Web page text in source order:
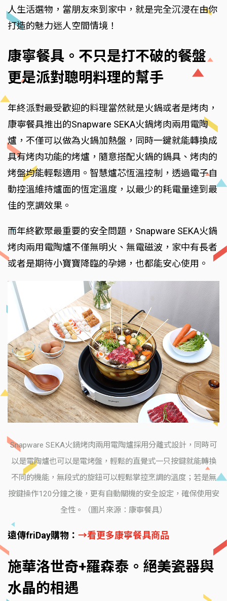
人生活選物，當朋友來到家中，就是完全沉浸在由你
打造的魅力迷人空間情境！
康寧餐具。不只是打不破的餐盤
更是派對聰明料理的幫手
年終派對最受歡迎的料理當然就是火鍋或者是烤肉，
康寧餐具推出的Snapware SEKA火鍋烤肉兩用電陶
爐，不僅可以做為火鍋加熱盤，同時一鍵就能轉換成
具有烤肉功能的烤爐，隨意搭配火鍋的鍋具、烤肉的
烤盤均能輕鬆適用。智慧爐芯恆溫控制，透過電子自
動控溫維持爐面的恆定溫度，以最少的耗電量達到最
佳的烹調效果。
而年終歡聚最重要的安全問題，Snapware SEKA火鍋
烤肉兩用電陶爐不僅無明火、無電磁波，家中有長者
或者是期待小寶寶降臨的孕婦，也都能安心使用。
Snapware SEKA火鍋烤肉兩用電陶爐採用分離式設計，同時可
以是電陶爐也可以是電烤盤，輕鬆的直覺式一只按鍵就能轉換
不同的機能，無段式的旋鈕可以輕鬆掌控烹調的溫度；若是無
按鍵操作120分鐘之後，更有自動關機的安全設定，確保使用安
全性。（圖片來源：康寧餐具）
遠傳friDay購物： →看更多康寧餐具商品
施華洛世奇+羅森泰。絕美瓷器與
水晶的相遇